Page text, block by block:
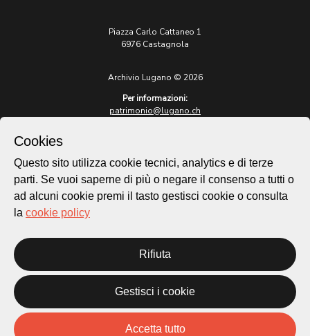
Piazza Carlo Cattaneo 1
6976 Castagnola
Archivio Lugano © 2026
Per informazioni:
patrimonio@lugano.ch
lugano.ch
Cookie policy
Homepage
Temi
Mappa
Novità
Progetti
Cookies
Questo sito utilizza cookie tecnici, analytics e di terze
parti. Se vuoi saperne di più o negare il consenso a tutti o
ad alcuni cookie premi il tasto gestisci cookie o consulta
la cookie policy
Rifiuta
Gestisci i cookie
Accetta tutto